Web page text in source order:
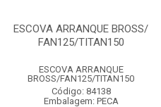
ESCOVA ARRANQUE BROSS/
FAN125/TITAN150
ESCOVA ARRANQUE
BROSS/FAN125/TITAN150
Código: 84138
Embalagem: PECA